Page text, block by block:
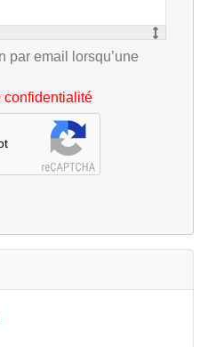
par email lorsqu’une
confidentialité